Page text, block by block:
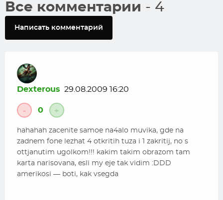
Все комментарии - 4
Написать комментарий
Dexterous 29.08.2009 16:20
- 0 +
hahahah zacenite samoe na4alo muvika, gde na
zadnem fone lezhat 4 otkritih tuza i 1 zakritij, no s
ottjanutim ugolkom!!! kakim takim obrazom tam
karta narisovana, esli my eje tak vidim :DDD
amerikosi — boti, kak vsegda